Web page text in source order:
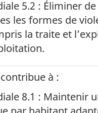
5.2 : Éliminer
les formes de
la traite et
à :
8.1 : Maintenir